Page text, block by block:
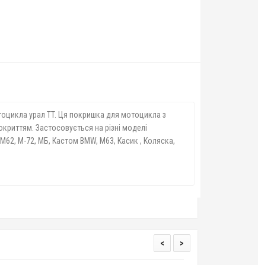
урал TT. Ця покришка для мотоцикла з
Застосовується на різні моделі
М-72, МБ, Кастом BMW, М63, Касик , Коляска,
< >